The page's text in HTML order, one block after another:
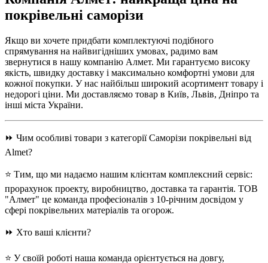
покрівельні саморізи
Якщо ви хочете придбати комплектуючі подібного
спрямування на найвигідніших умовах, радимо вам
звернутися в нашу компанію Алмет. Ми гарантуємо високу
якість, швидку доставку і максимально комфортні умови для
кожної покупки. У нас найбільш широкий асортимент товару і
недорогі ціни. Ми доставляємо товар в Київ, Львів, Дніпро та
інші міста України.
⏩ Чим особливі товари з категорії Саморізи покрівельні від
Almet?
⭐ Тим, що ми надаємо нашим клієнтам комплексний сервіс:
прорахунок проекту, виробництво, доставка та гарантія. ТОВ
"Алмет" це команда професіоналів з 10-річним досвідом у
сфері покрівельних матеріалів та огорож.
⏩ Хто ваші клієнти?
⭐ У своїй роботі наша команда орієнтується на довгу,